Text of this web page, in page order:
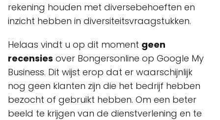
rekening houden met diversebehoeften en
inzicht hebben in diversiteitsvraagstukken.
Helaas vindt u op dit moment geen
recensies over Bongersonline op Google My
Business. Dit wijst erop dat er waarschijnlijk
nog geen klanten zijn die het bedrijf hebben
bezocht of gebruikt hebben. Om een beter
beeld te krijgen van de dienstverlening en te